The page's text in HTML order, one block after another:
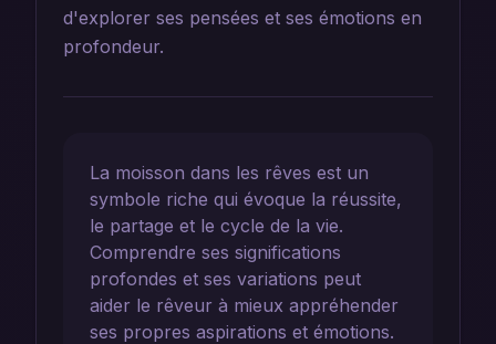
d'explorer ses pensées et ses émotions en
profondeur.
La moisson dans les rêves est un
symbole riche qui évoque la réussite,
le partage et le cycle de la vie.
Comprendre ses significations
profondes et ses variations peut
aider le rêveur à mieux appréhender
ses propres aspirations et émotions.